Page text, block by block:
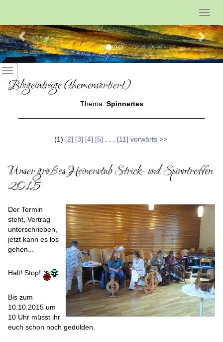
Blogeinträge (themensortiert)
Thema: Spinnertes
(1) [2] [3] [4] [5] . . . [11] vorwärts >>
Unser großes Heinerstub Strick- und Spinntreffen
2015
Der Termin
steht, Vertrag
unterschrieben,
jetzt kann es los
gehen...
Halt! Stop!
Bis zum
10.10.2015 um
10 Uhr müsst ihr
euch schon noch gedulden.